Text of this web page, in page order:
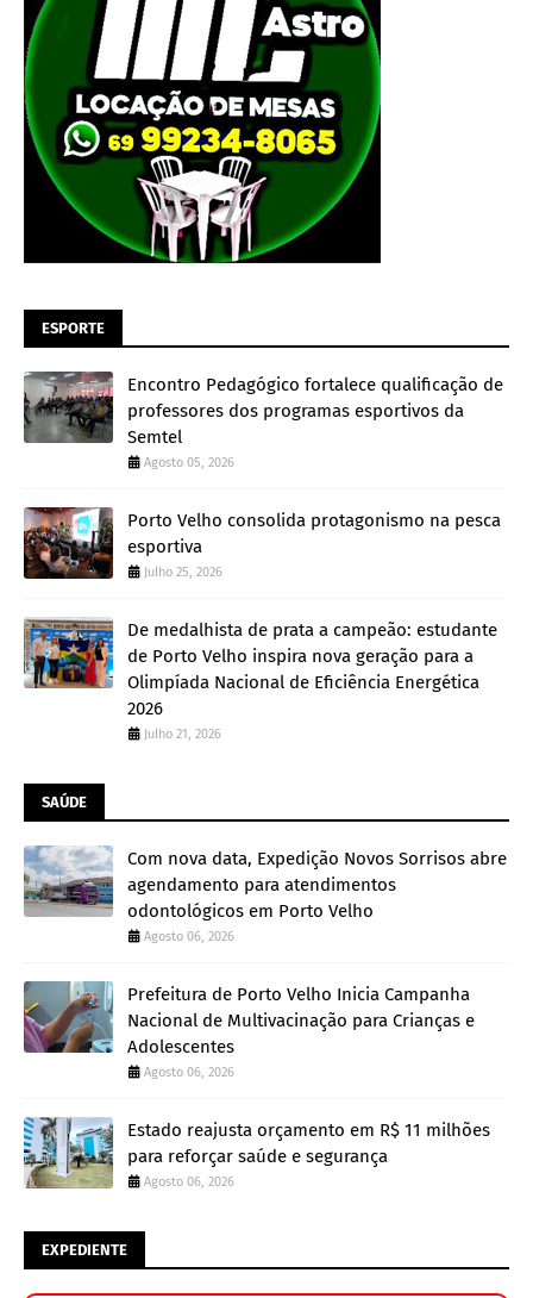
ESPORTE
Encontro Pedagógico fortalece qualificação de
professores dos programas esportivos da
Semtel
Agosto 05, 2026
Porto Velho consolida protagonismo na pesca
esportiva
Julho 25, 2026
De medalhista de prata a campeão: estudante
de Porto Velho inspira nova geração para a
Olimpíada Nacional de Eficiência Energética
2026
Julho 21, 2026
SAÚDE
Com nova data, Expedição Novos Sorrisos abre
agendamento para atendimentos
odontológicos em Porto Velho
Agosto 06, 2026
Prefeitura de Porto Velho Inicia Campanha
Nacional de Multivacinação para Crianças e
Adolescentes
Agosto 06, 2026
Estado reajusta orçamento em R$ 11 milhões
para reforçar saúde e segurança
Agosto 06, 2026
EXPEDIENTE